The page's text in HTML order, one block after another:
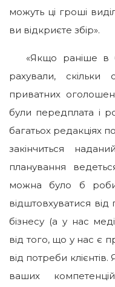
можуть ці гроші
ви відкриєте збір».
«Якщо раніше в
рахували,
приватних
були передплата і
багатьох редакціях
закінчиться
планування
можна було б
відштовхуватися від
бізнесу (а у нас
від того, що у нас є
від потреби
ваших